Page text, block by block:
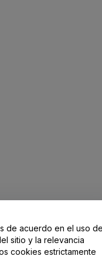
de acuerdo en el uso
sitio y la relevancia
cookies estrictamente